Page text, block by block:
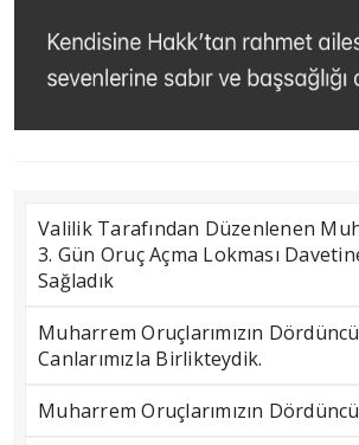
Valilik Tarafından Düzenlenen
3. Gün Oruç Açma Lokması
Sağladık
Muharrem Oruçlarımızın
Canlarımızla Birlikteydik.
Muharrem Oruçlarımızın